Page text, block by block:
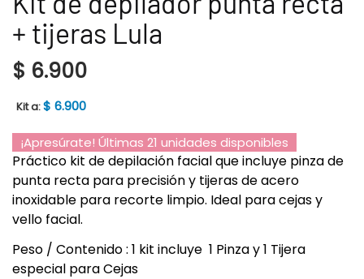
+ tijeras Lula
$ 6.900
Kit a:$ 6.900
¡Apresúrate! Últimas 21 unidades disponibles
Práctico kit de depilación facial que incluye pinza de
punta recta para precisión y tijeras de acero
inoxidable para recorte limpio. Ideal para cejas y
vello facial.
Peso / Contenido : 1 kit incluye 1 Pinza y 1 Tijera
especial para Cejas